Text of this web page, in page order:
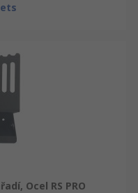
Ocel RS PRO